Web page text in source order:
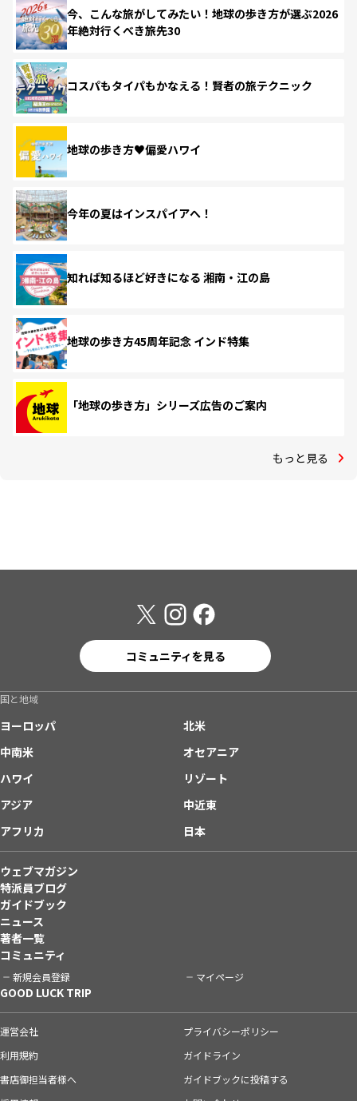
今、こんな旅がしてみたい！地球の歩き方が選ぶ2026
年絶対行くべき旅先30
コスパもタイパもかなえる！賢者の旅テクニック
地球の歩き方♥偏愛ハワイ
今年の夏はインスパイアへ！
知れば知るほど好きになる 湘南・江の島
地球の歩き方45周年記念 インド特集
「地球の歩き方」シリーズ広告のご案内
もっと見る
コミュニティを見る
国と地域
ヨーロッパ
北米
中南米
オセアニア
ハワイ
リゾート
アジア
中近東
アフリカ
日本
ウェブマガジン
特派員ブログ
ガイドブック
ニュース
著者一覧
コミュニティ
新規会員登録 マイページ
GOOD LUCK TRIP
運営会社
プライバシーポリシー
利用規約
ガイドライン
書店御担当者様へ
ガイドブックに投稿する